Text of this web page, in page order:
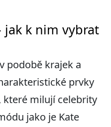
jak k nim vybrat
podobě krajek a
prvky
které milují celebrity
jako je Kate